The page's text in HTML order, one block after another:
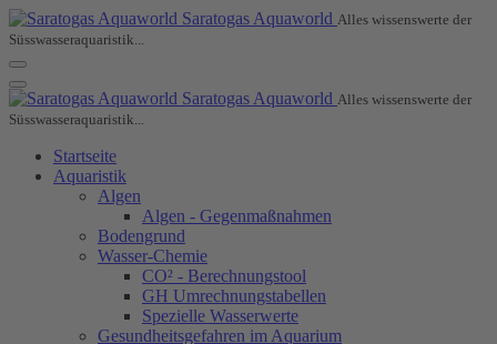
Saratogas Aquaworld Alles wissenswerte der
Süsswasseraquaristik...
Saratogas Aquaworld Alles wissenswerte der
Süsswasseraquaristik...
Startseite
Aquaristik
Algen
Algen - Gegenmaßnahmen
Bodengrund
Wasser-Chemie
CO² - Berechnungstool
GH Umrechnungstabellen
Spezielle Wasserwerte
Gesundheitsgefahren im Aquarium